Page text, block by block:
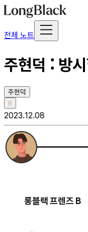
전체 노트
주현덕 : 방
주현덕
B
2023.12.08
롱블랙 프렌즈 B